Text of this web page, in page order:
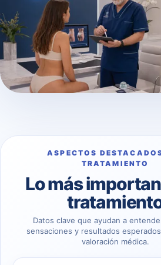
ASPECTOS
TRATAMIENTO
Lo más
Datos clave que ayudan a
sensaciones y resultados
valoración médica.